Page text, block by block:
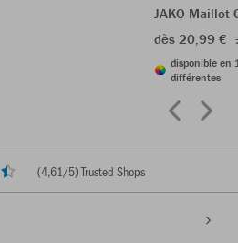
JAKO Maillot
dès 20,99 €
disponible en
différentes
(4,61/5) Trusted Shops